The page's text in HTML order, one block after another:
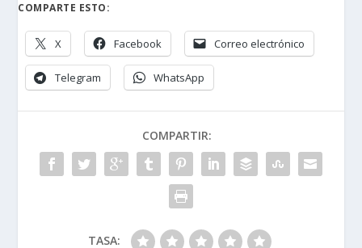
COMPARTE ESTO:
X Facebook Correo electrónico
Telegram WhatsApp
COMPARTIR:
TASA: